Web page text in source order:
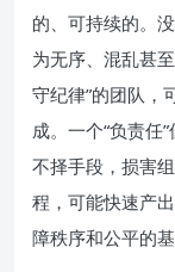
的、可持续的。
为无序、混乱甚
守纪律”的团队，
成。一个“负责任
不择手段，损害
程，可能快速产
障秩序和公平的